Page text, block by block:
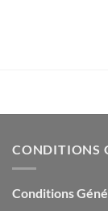
CONDITIONS
Conditions